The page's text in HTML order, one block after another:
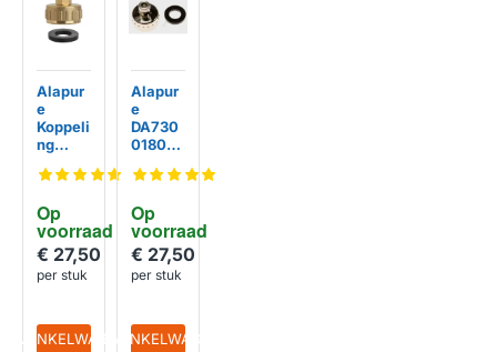
Op
voorraad
Alapur
e
Koppeli
ng
ippel
01329A
/
DA6201
329A
€ 27,50
per stuk
IN WINKELWAGEN
Op
voorraad
Alapur
e
DA730
0180A
00180
Koppeli
ng
Kraann
ippel
met
€ 27,50
per stuk
IN WINKELWAGEN